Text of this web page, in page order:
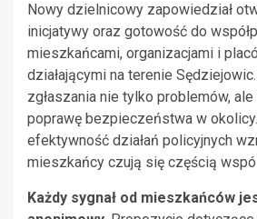
Nowy dzielnicowy zapowiedział
inicjatywy oraz gotowość do
mieszkańcami, organizacjami i
działającymi na terenie
zgłaszania nie tylko problemów,
poprawę bezpieczeństwa w
efektywność działań policyjnych
mieszkańcy czują się częścią
Każdy sygnał od mieszkańców